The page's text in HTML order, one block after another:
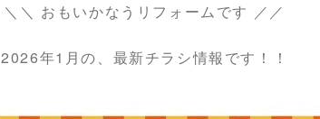
＼＼ おもいかなうリフォームです ／／
2026年1月の、最新チラシ情報です！！